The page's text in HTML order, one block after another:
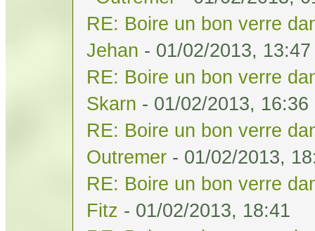
RE: Boire un bon verre
Jehan - 01/02/2013, 13:47
RE: Boire un bon verre
Skarn - 01/02/2013, 16:36
RE: Boire un bon verre
Outremer - 01/02/2013,
RE: Boire un bon verre
Fitz - 01/02/2013, 18:41